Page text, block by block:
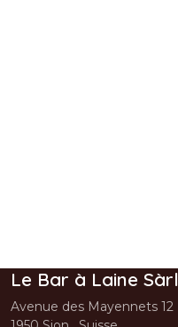
Le Bar à Laine Sàrl
Avenue des Mayennets 12